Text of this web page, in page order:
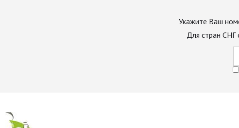
Укажите Ваш
Для стран